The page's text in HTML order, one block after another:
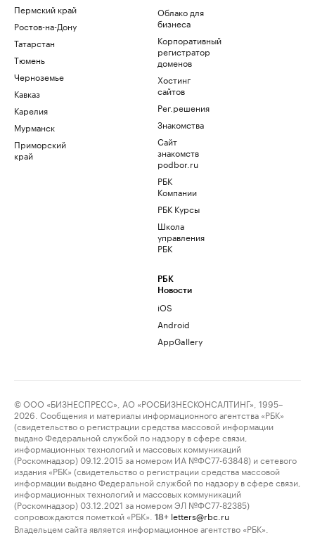
Пермский край
Ростов-на-Дону
Татарстан
Тюмень
Черноземье
Кавказ
Карелия
Мурманск
Приморский
край
Облако для
бизнеса
Корпоративный
регистратор
доменов
Хостинг
сайтов
Рег.решения
Знакомства
Сайт
знакомств
podbor.ru
РБК
Компании
РБК Курсы
Школа
управления
РБК
РБК
Новости
iOS
Android
AppGallery
© ООО «БИЗНЕСПРЕСС», АО «РОСБИЗНЕСКОНСАЛТИНГ», 1995–
2026. Сообщения и материалы информационного агентства «РБК»
(свидетельство о регистрации средства массовой информации
выдано Федеральной службой по надзору в сфере связи,
информационных технологий и массовых коммуникаций
(Роскомнадзор) 09.12.2015 за номером ИА №ФС77-63848) и сетевого
издания «РБК» (свидетельство о регистрации средства массовой
информации выдано Федеральной службой по надзору в сфере связи,
информационных технологий и массовых коммуникаций
(Роскомнадзор) 03.12.2021 за номером ЭЛ №ФС77-82385)
сопровождаются пометкой «РБК».
18+ letters@rbc.ru
Владельцем сайта является информационное агентство «РБК».